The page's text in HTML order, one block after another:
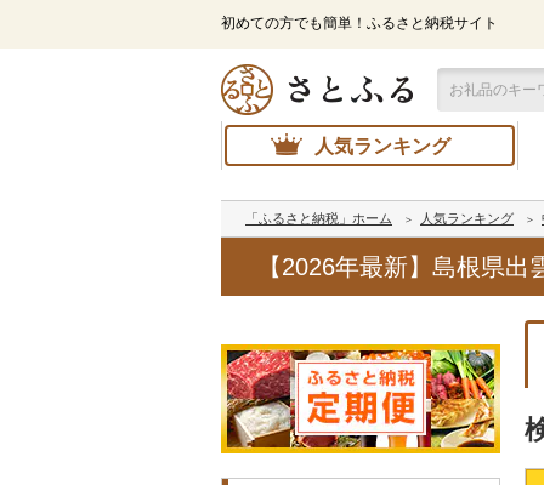
初めての方でも簡単！ふるさと納税サイト
人気ランキング
「ふるさと納税」ホーム 人気ランキング
【2026年最新】島根県